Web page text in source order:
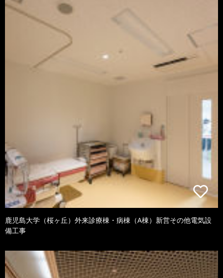
鹿児島大学（桜ヶ丘）外来診療棟・病棟（A棟）新営その他電気設
備工事